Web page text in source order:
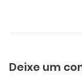
Deixe um